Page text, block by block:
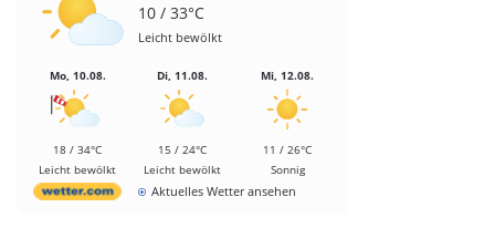
10 / 33°C
Leicht bewölkt
Mo, 10.08.
18 / 34°C
Leicht bewölkt
Di, 11.08.
15 / 24°C
Leicht bewölkt
Mi, 12.08.
11 / 26°C
Sonnig
Aktuelles Wetter ansehen